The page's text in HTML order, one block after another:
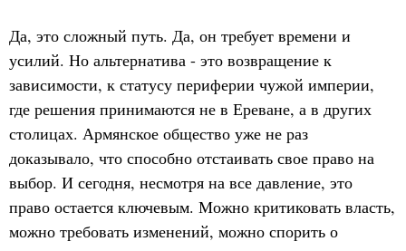
Да, это сложный путь. Да, он требует времени и
усилий. Но альтернатива - это возвращение к
зависимости, к статусу периферии чужой империи,
где решения принимаются не в Ереване, а в других
столицах. Армянское общество уже не раз
доказывало, что способно отстаивать свое право на
выбор. И сегодня, несмотря на все давление, это
право остается ключевым. Можно критиковать власть,
можно требовать изменений, можно спорить о